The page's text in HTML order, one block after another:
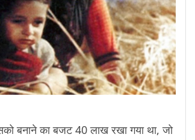
बनाने का बजट 40 लाख रखा गया था, जो